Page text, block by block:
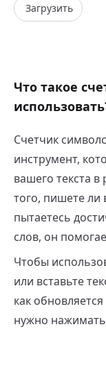
Загрузить
Что такое
Счетчик
инструмент,
вашего текста
того, пишете ли
пытаетесь
слов, он
Чтобы
или вставьте
как
нужно нажимать